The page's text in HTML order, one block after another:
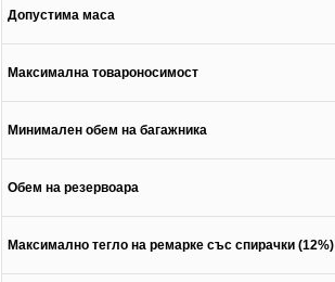
Допустима маса
Максимална товароносимост
Минимален обем на багажника
Обем на резервоара
Максимално тегло на ремарке със спирачки (12%)